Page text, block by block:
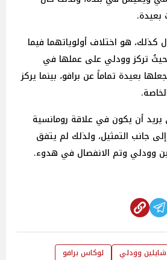
بعيدة.
كذلك، هو اختلاف أولوياتهما فيما
تركز وودلي على عملها في
بعيدة تماماً عن برافو، بينما يركز
أن يكون في علاقة رومانسية
جانب التمثيل، ولذلك لم يتفق
وودلي وتم الانفصال في هدوء.
شايلين وودلي
لوكاس برافو